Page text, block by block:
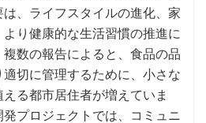
、ライフスタイルの進化、家
り健康的な生活習慣の推進に
数の報告によると、食品の品
切に管理するために、小さな
る都市居住者が増えていま
プロジェクトでは、コミュニ